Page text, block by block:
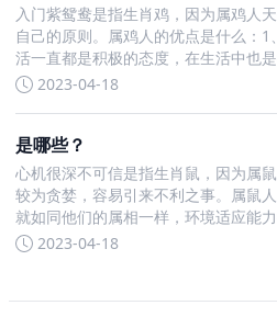
入门紫鸳鸯是指生肖鸡，因为属鸡人
自己的原则。属鸡人的优点是什么：
活一直都是积极的态度，在生活中也
人最突出的性格特点就是善良，也可
2023-04-18
是哪些？
心机很深不可信是指生肖鼠，因为属
较为贪婪，容易引来不利之事。属鼠
就如同他们的属相一样，环境适应能
容易相处，工作努力，生活非常节省
2023-04-18